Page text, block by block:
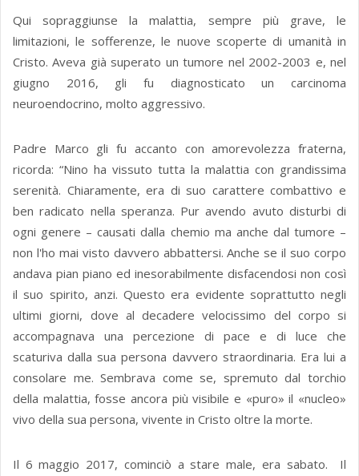
Qui sopraggiunse la malattia, sempre più grave, le
limitazioni, le sofferenze, le nuove scoperte di umanità in
Cristo. Aveva già superato un tumore nel 2002-2003 e, nel
giugno 2016, gli fu diagnosticato un carcinoma
neuroendocrino, molto aggressivo.
Padre Marco gli fu accanto con amorevolezza fraterna,
ricorda: “Nino ha vissuto tutta la malattia con grandissima
serenità. Chiaramente, era di suo carattere combattivo e
ben radicato nella speranza. Pur avendo avuto disturbi di
ogni genere – causati dalla chemio ma anche dal tumore –
non l'ho mai visto davvero abbattersi. Anche se il suo corpo
andava pian piano ed inesorabilmente disfacendosi non così
il suo spirito, anzi. Questo era evidente soprattutto negli
ultimi giorni, dove al decadere velocissimo del corpo si
accompagnava una percezione di pace e di luce che
scaturiva dalla sua persona davvero straordinaria. Era lui a
consolare me. Sembrava come se, spremuto dal torchio
della malattia, fosse ancora più visibile e «puro» il «nucleo»
vivo della sua persona, vivente in Cristo oltre la morte.
Il 6 maggio 2017, cominciò a stare male, era sabato. Il